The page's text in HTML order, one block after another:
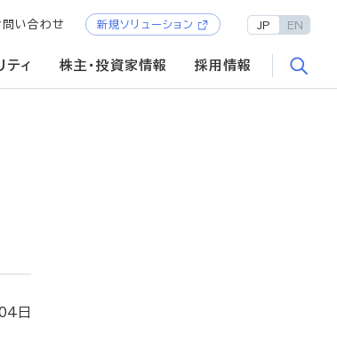
ティ 株主・投資家情報 採用情報
問い合わせ 新規ソリューション JP EN
日